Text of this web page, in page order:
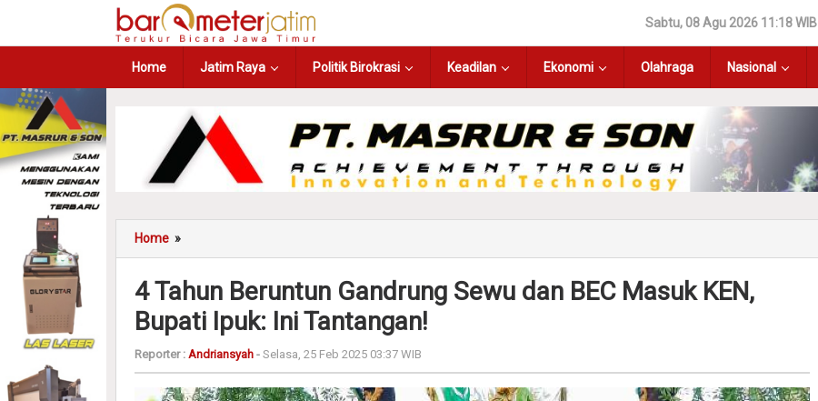
Sabtu, 08 Agu 2026 11:18 WIB
Home Jatim Raya Politik Birokrasi Keadilan Ekonomi Olahraga Nasional
Home »
4 Tahun Beruntun Gandrung Sewu dan BEC Masuk KEN,
Bupati Ipuk: Ini Tantangan!
Reporter : Andriansyah - Selasa, 25 Feb 2025 03:37 WIB